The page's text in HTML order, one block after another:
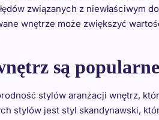
związanych z niewłaściwym
wnętrze może zwiększyć
są
stylów aranżacji wnętrz,
stylów jest styl skandynawski,